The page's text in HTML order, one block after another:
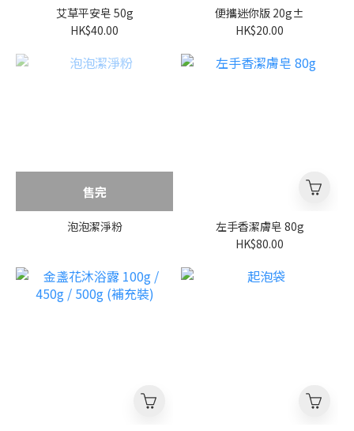
艾草平安皂 50g
HK$40.00
便攜迷你版 20g±
HK$20.00
售完
泡泡潔淨粉
左手香潔膚皂 80g
HK$80.00